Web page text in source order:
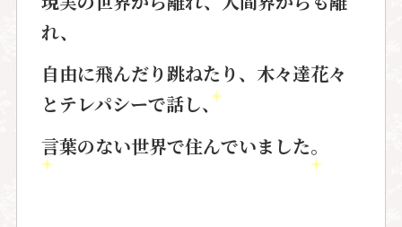
れ、
自由に飛んだり跳ねたり、木々達花々
と テレパシーで話し、
言葉のない世界で住んでいました。